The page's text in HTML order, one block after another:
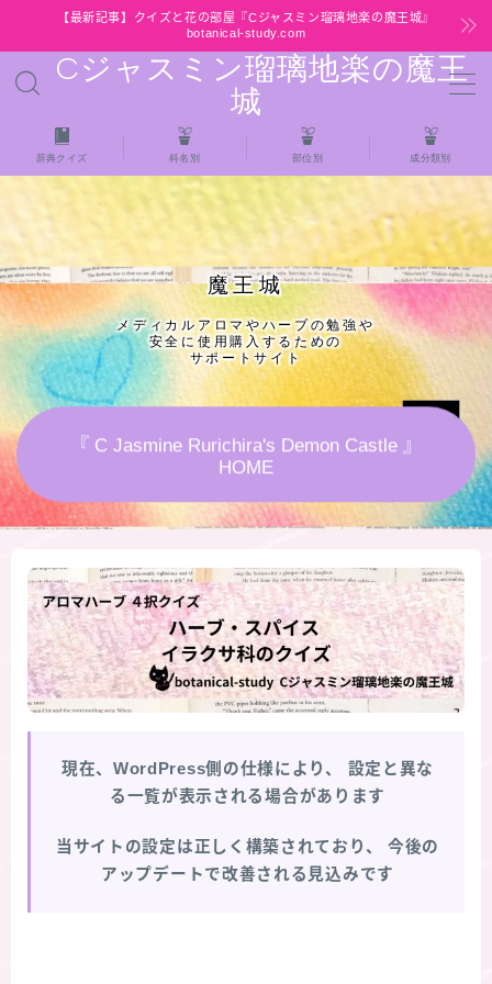
【最新記事】クイズと花の部屋『Cジャスミン瑠璃地楽の魔王城』
botanical-study.com
Cジャスミン瑠璃地楽の魔王
城
MENU
HOME
【最新】クイズと花の部屋
★全種/アロマハーブスパイス基材 プチ辞典ク
イズ＆プチ辞典
★アロマ検定＋αクイズ
★アロマハーブ傾向チェック
秘密部屋
お知らせ
Cジャスミン瑠璃地楽の主な活動先リンク集
プロフィール
辞典クイズ 科名別 部位別 成分類別
魔王城
メディカルアロマやハーブの勉強や
安全に使用購入するための
サポートサイト
『 C Jasmine Rurichira's Demon Castle 』
HOME
現在、WordPress側の仕様により、
設定と異な
る一覧が表示される場合があります
当サイトの設定は正しく構築されており、
今後の
アップデートで改善される見込みです